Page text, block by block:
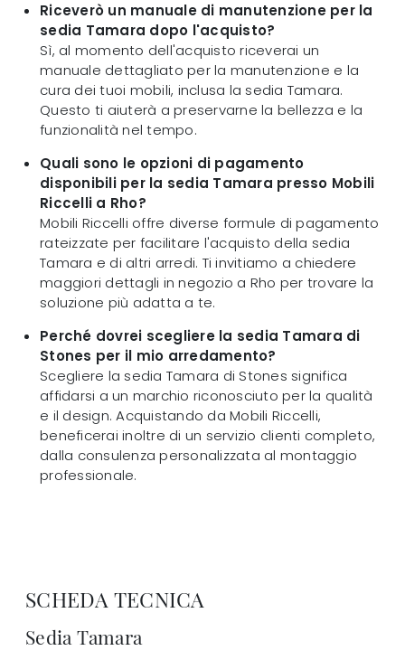
Riceverò un manuale di manutenzione per la
sedia Tamara dopo l'acquisto?
Sì, al momento dell'acquisto riceverai un
manuale dettagliato per la manutenzione e la
cura dei tuoi mobili, inclusa la sedia Tamara.
Questo ti aiuterà a preservarne la bellezza e la
funzionalità nel tempo.
Quali sono le opzioni di pagamento
disponibili per la sedia Tamara presso Mobili
Riccelli a Rho?
Mobili Riccelli offre diverse formule di pagamento
rateizzate per facilitare l'acquisto della sedia
Tamara e di altri arredi. Ti invitiamo a chiedere
maggiori dettagli in negozio a Rho per trovare la
soluzione più adatta a te.
Perché dovrei scegliere la sedia Tamara di
Stones per il mio arredamento?
Scegliere la sedia Tamara di Stones significa
affidarsi a un marchio riconosciuto per la qualità
e il design. Acquistando da Mobili Riccelli,
beneficerai inoltre di un servizio clienti completo,
dalla consulenza personalizzata al montaggio
professionale.
SCHEDA TECNICA
Sedia Tamara